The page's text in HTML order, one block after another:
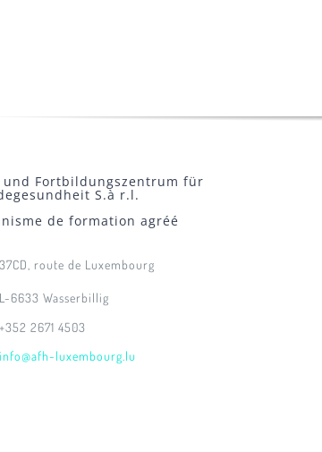
und Fortbildungszentrum für
S.à r.l.
de formation agréé
37CD, route de Luxembourg
L-6633 Wasserbillig
+352 2671 4503
info@afh-luxembourg.lu